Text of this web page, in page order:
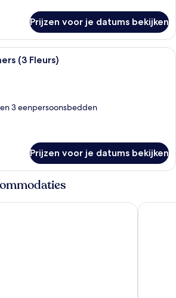
Prijzen voor je datums bekijken
Een stacaravan met een overdekte
(3 Fleurs)
3 eenpersoonsbedden
Prijzen voor je datums bekijken
- l’Escale marine Les